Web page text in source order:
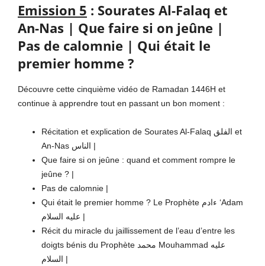
Emission 5 : Sourates Al-Falaq et
An-Nas | Que faire si on jeûne |
Pas de calomnie | Qui était le
premier homme ?
Découvre cette cinquième vidéo de Ramadan 1446H et
continue à apprendre tout en passant un bon moment :
Récitation et explication de Sourates Al-Falaq الفلق et
An-Nas الناس |
Que faire si on jeûne : quand et comment rompre le
jeûne ? |
Pas de calomnie |
Qui était le premier homme ? Le Prophète ءادم ‘Adam
عليه السلام |
Récit du miracle du jaillissement de l’eau d’entre les
doigts bénis du Prophète محمد Mouhammad عليه
السلام |